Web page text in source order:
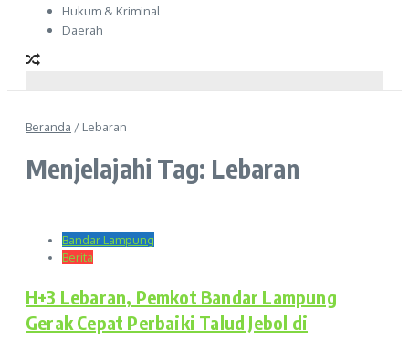
Hukum & Kriminal
Daerah
Beranda / Lebaran
Menjelajahi Tag: Lebaran
Bandar Lampung
Berita
H+3 Lebaran, Pemkot Bandar Lampung
Gerak Cepat Perbaiki Talud Jebol di